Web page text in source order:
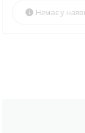
Немає у
